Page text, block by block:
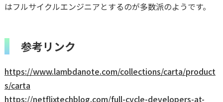
はフルサイクルエンジニアとするのが多数派のようです。
参考リンク
https://www.lambdanote.com/collections/carta/product
s/carta
https://netflixtechblog.com/full-cycle-developers-at-